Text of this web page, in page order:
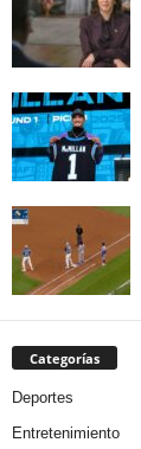
Categorías
Deportes
Entretenimiento